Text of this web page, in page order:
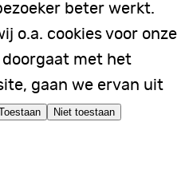
beter werkt.
o.a. cookies voor onze
met het
gaan we ervan uit
Niet toestaan